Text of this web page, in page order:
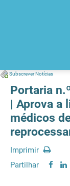
Subscrever Notícias
Portaria
| Aprova a
médicos
Imprimir
Partilhar